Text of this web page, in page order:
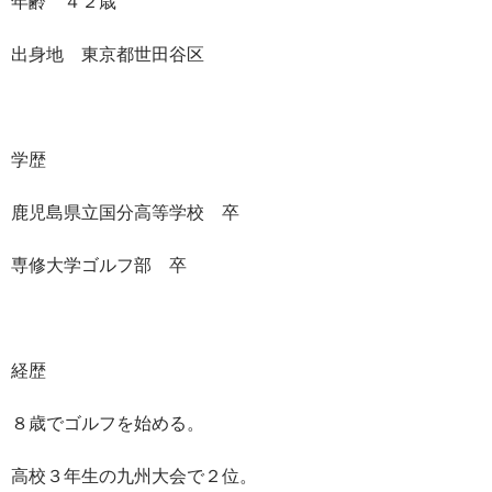
出身地 東京都世田谷区
学歴
鹿児島県立国分高等学校 卒
専修大学ゴルフ部 卒
経歴
８歳でゴルフを始める。
高校３年生の九州大会で２位。